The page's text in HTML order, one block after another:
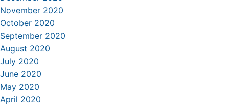
November 2020
October 2020
September 2020
August 2020
July 2020
June 2020
May 2020
April 2020